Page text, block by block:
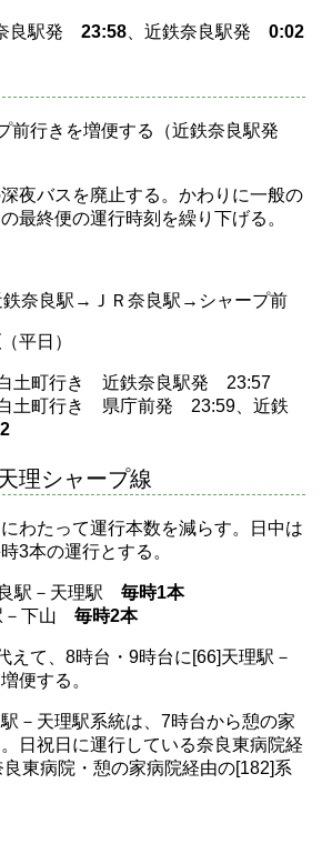
良駅発 23:58 、近鉄奈良駅発 0:02
前行きを増便する（近鉄奈良駅発
夜バスを廃止する。かわりに一般の
最終便の運行時刻を繰り下げる。
鉄奈良駅→ＪＲ奈良駅→シャープ前
（平日）
土町行き 近鉄奈良駅発 23:57
土町行き 県庁前発 23:59、近鉄
理シャープ線
わたって運行本数を減らす。日中は
3本の運行とする。
駅－天理駅 毎時1本
－下山 毎時2本
えて、8時台・9時台に[66]天理駅－
便する。
－天理駅系統は、7時台から憩の家
日祝日に運行している奈良東病院経
東病院・憩の家病院経由の[182]系